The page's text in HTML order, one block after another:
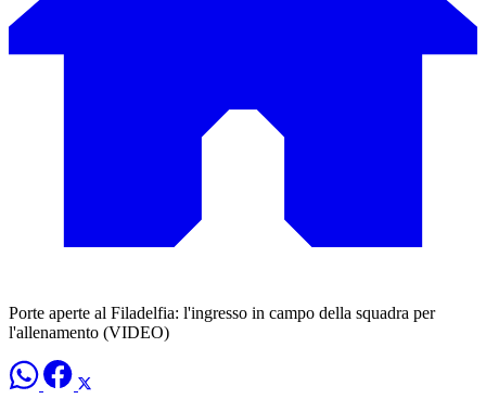
Porte aperte al Filadelfia: l'ingresso in campo della squadra per
l'allenamento (VIDEO)